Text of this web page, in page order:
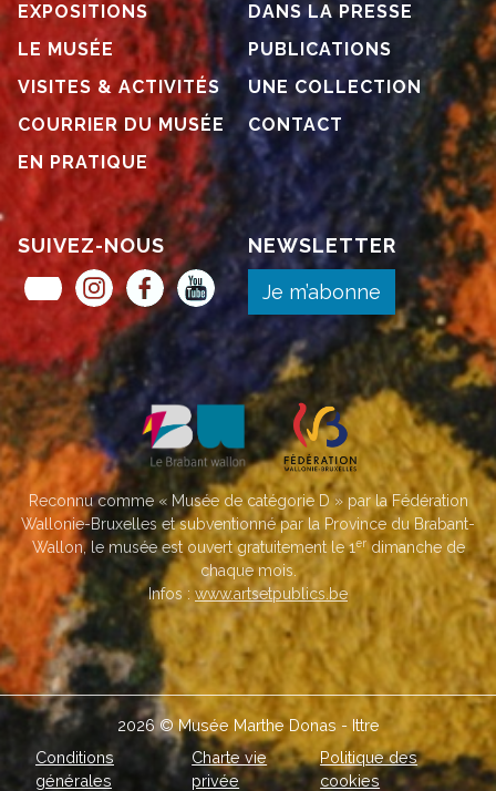
EXPOSITIONS
LE MUSÉE
VISITES & ACTIVITÉS
COURRIER DU MUSÉE
EN PRATIQUE
DANS LA PRESSE
PUBLICATIONS
UNE COLLECTION
CONTACT
SUIVEZ-NOUS
Museum Pass Musées
Instagram
FacebookYouTube
NEWSLETTER
Je m’abonne
Reconnu comme « Musée de catégorie D » par la Fédération
Wallonie-Bruxelles et subventionné par la Province du Brabant-
Wallon, le musée est ouvert gratuitement le 1erdimanche de
chaque mois.
Infos : www.artsetpublics.be
2026 © Musée Marthe Donas - Ittre
Conditions
générales
Charte vie
privée
Politique des
cookies